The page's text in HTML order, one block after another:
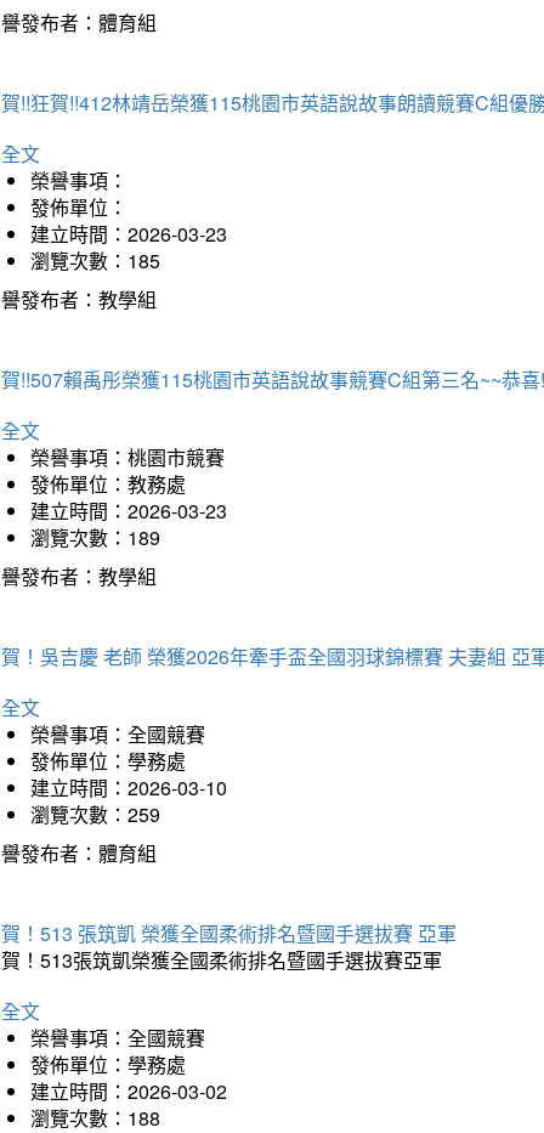
發布者：體育組
!!狂賀!!412林靖岳榮獲115桃園市英語說故事朗讀競賽C組優
文
榮譽事項：
發佈單位：
建立時間：2026-03-23
瀏覽次數：185
發布者：教學組
!!507賴禹彤榮獲115桃園市英語說故事競賽C組第三名~~恭喜
文
榮譽事項：桃園市競賽
發佈單位：教務處
建立時間：2026-03-23
瀏覽次數：189
發布者：教學組
！吳吉慶 老師 榮獲2026年牽手盃全國羽球錦標賽 夫妻組 亞
文
榮譽事項：全國競賽
發佈單位：學務處
建立時間：2026-03-10
瀏覽次數：259
發布者：體育組
！513 張筑凱 榮獲全國柔術排名暨國手選拔賽 亞軍
！513張筑凱榮獲全國柔術排名暨國手選拔賽亞軍
文
榮譽事項：全國競賽
發佈單位：學務處
建立時間：2026-03-02
瀏覽次數：188